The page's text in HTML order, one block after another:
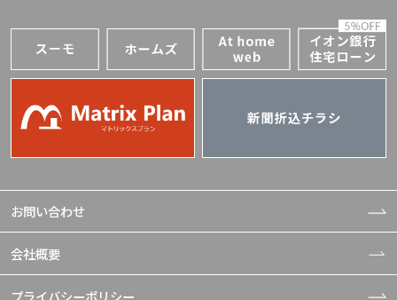
お問い合わせ
会社概要
プライバシーポリシー